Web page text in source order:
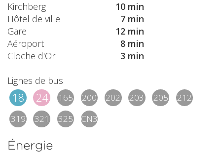
Kirchberg
10 min
Hôtel de ville
7 min
Gare
12 min
Aéroport
8 min
Cloche d'Or
3 min
Lignes de bus
18 24 165 200 202 203 205
212
319
321 325 CN3
Énergie